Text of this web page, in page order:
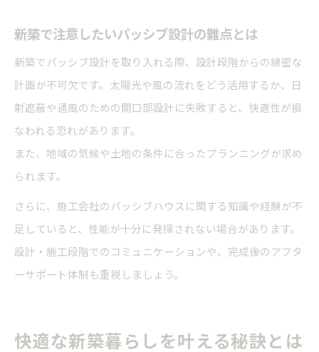
新築で注意したいパッシブ設計の難点とは
新築でパッシブ設計を取り入れる際、設計段階からの綿密な
計画が不可欠です。太陽光や風の流れをどう活用するか、日
射遮蔽や通風のための開口部設計に失敗すると、快適性が損
なわれる恐れがあります。
また、地域の気候や土地の条件に合ったプランニングが求め
られます。
さらに、施工会社のパッシブハウスに関する知識や経験が不
足していると、性能が十分に発揮されない場合があります。
設計・施工段階でのコミュニケーションや、完成後のアフタ
ーサポート体制も重視しましょう。
快適な新築暮らしを叶える秘訣とは